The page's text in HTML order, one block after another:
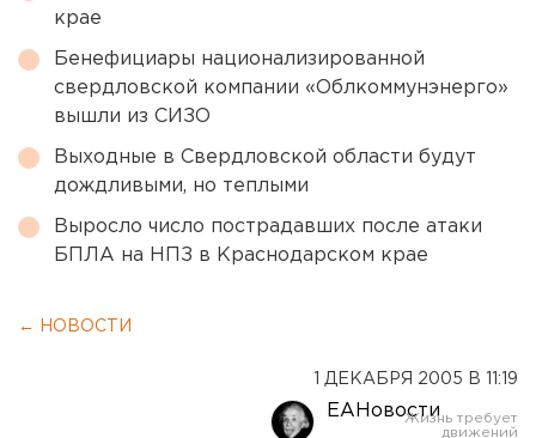
крае
Бенефициары национализированной
свердловской компании «Облкоммунэнерго»
вышли из СИЗО
Выходные в Свердловской области будут
дождливыми, но теплыми
Выросло число пострадавших после атаки
БПЛА на НПЗ в Краснодарском крае
← НОВОСТИ
1 ДЕКАБРЯ 2005 В 11:19
ЕАНовости